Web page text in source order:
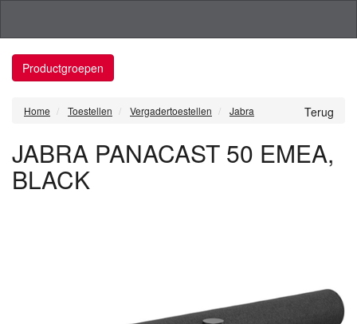
Productgroepen
Terug
Home Toestellen Vergadertoestellen Jabra
JABRA PANACAST 50 EMEA,
BLACK